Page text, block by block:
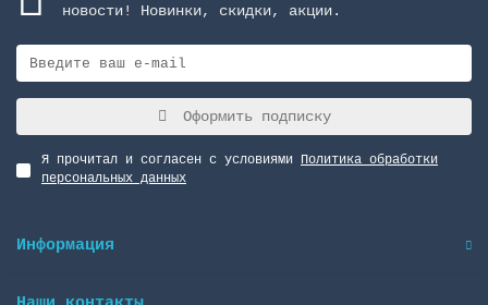
новости! Новинки, скидки, акции.
Оформить подписку
Я прочитал и согласен с условиями Политика обработки
персональных данных
Информация